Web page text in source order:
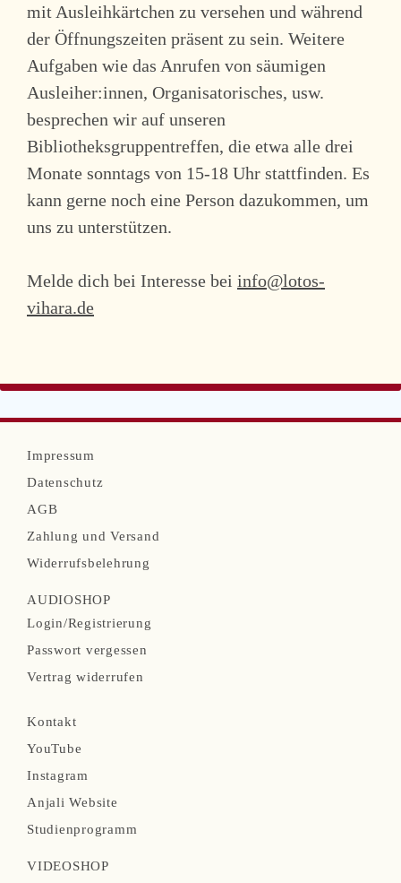
mit Ausleihkärtchen zu versehen und während
der Öffnungszeiten präsent zu sein. Weitere
Aufgaben wie das Anrufen von säumigen
Ausleiher:innen, Organisatorisches, usw.
besprechen wir auf unseren
Bibliotheksgruppentreffen, die etwa alle drei
Monate sonntags von 15-18 Uhr stattfinden. Es
kann gerne noch eine Person dazukommen, um
uns zu unterstützen.
Melde dich bei Interesse bei info@lotos-
vihara.de
N
a
v
i
g
t
i
o
ü
b
e
r
s
p
Impressum
Datenschutz
AGB
Zahlung und Versand
Widerrufsbelehrung
AUDIOSHOP
N
a
v
g
a
t
i
o
n
Login/Registrierung
Passwort vergessen
Vertrag widerrufen
N
a
v
i
g
Kontakt
YouTube
Instagram
Anjali Website
Studienprogramm
VIDEOSHOP